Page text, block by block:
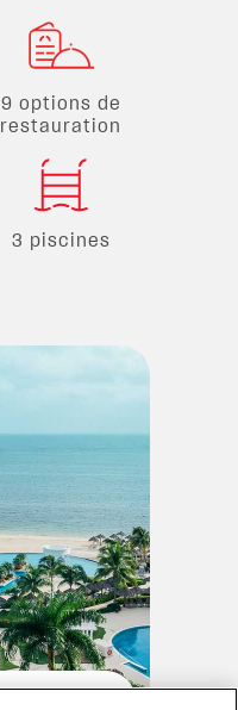
9 options de
restauration
3 piscines